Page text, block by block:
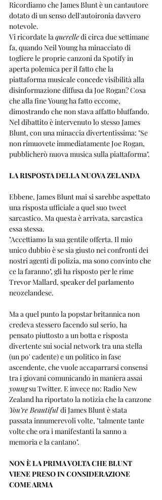
Ricordiamo che James Blunt è un cantautore
dotato di un senso dell'autoironia davvero
notevole.
Vi ricordate la querelle di circa due settimane
fa, quando Neil Young ha minacciato di
togliere le proprie canzoni da Spotify in
aperta polemica per il fatto che la
piattaforma musicale concede visibilità alla
disinformazione diffusa da Joe Rogan? Cosa
che alla fine Young ha fatto eccome,
dimostrando che non stava affatto bluffando.
Nel dibattito è intervenuto lo stesso James
Blunt, con una minaccia divertentissima: "Se
non rimuovete immediatamente Joe Rogan,
pubblicherò nuova musica sulla piattaforma".
LA RISPOSTA DELLA NUOVA ZELANDA
Ebbene, James Blunt mai si sarebbe aspettato
una risposta ufficiale a quel suo tweet
sarcastico. Ma questa è arrivata, sarcastica
essa stessa.
"Accettiamo la sua gentile offerta. Il mio
unico dubbio è se sia giusto nei confronti dei
nostri agenti di polizia, ma sono convinto che
ce la faranno", gli ha risposto per le rime
Trevor Mallard, speaker del parlamento
neozelandese.
Ma a quel punto la popstar britannica non
credeva stessero facendo sul serio, ha
pensato piuttosto a un botta e risposta
divertente sui social network tra una stella
(un po' cadente) e un politico in fase
ascendente, che vuole accaparrarsi consensi
tra i giovani comunicando in maniera assai
young su Twitter. E invece no: Radio New
Zealand ha riportato la notizia che la canzone
You’re Beautiful di James Blunt è stata
passata innumerevoli volte, "talmente tante
volte che ora i manifestanti la sanno a
memoria e la cantano".
NON È LA PRIMA VOLTA CHE BLUNT
VIENE PRESO IN CONSIDERAZIONE
COME ARMA